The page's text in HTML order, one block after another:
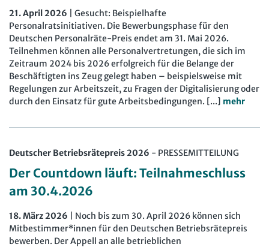
Arbeit und Recht
Soziales Recht
Digitales Arbeits- und Sozialrecht
Soziale Sicherheit
Datenschutz
AGB Impressum
Kontakt
Erklärung zur Barrierefreiheit
Widerruf
Widerrufsrecht
Verlag
Karriere Buchhandel
21. April 2026 | Gesucht: Beispielhafte
Personalratsinitiativen. Die Bewerbungsphase für den
Deutschen Personalräte-Preis endet am 31. Mai 2026.
Teilnehmen können alle Personalvertretungen, die sich im
Zeitraum 2024 bis 2026 erfolgreich für die Belange der
Beschäftigten ins Zeug gelegt haben – beispielsweise mit
Regelungen zur Arbeitszeit, zu Fragen der Digitalisierung oder
durch den Einsatz für gute Arbeitsbedingungen. [...] mehr
Deutscher Betriebsrätepreis 2026 - PRESSEMITTEILUNG
Der Countdown läuft: Teilnahmeschluss
am 30.4.2026
18. März 2026 | Noch bis zum 30. April 2026 können sich
Mitbestimmer*innen für den Deutschen Betriebsrätepreis
bewerben. Der Appell an alle betrieblichen